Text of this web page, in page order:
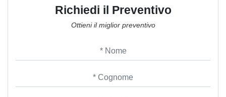
Richiedi il Preventivo
Ottieni il miglior preventivo